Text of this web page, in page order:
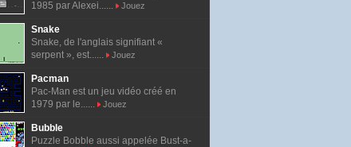
1985 par Alexei......
Jouez
Snake
Snake, de l'anglais signifiant «
serpent », est......
Jouez
Pacman
Pac-Man est un jeu vidéo créé en
1979 par le......
Jouez
Bubble
Puzzle Bobble aussi appelée Bust-a-